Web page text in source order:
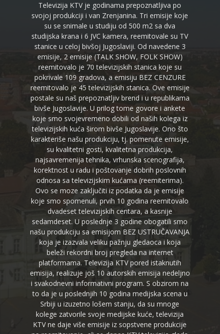
Televizija KTV je godinama prepoznatljiva po
svojoj produkciji i van Zrenjanina. Tri emisije koje
su se snimale u studiju od 500 m2 sa dva
studijska krana i 6 JVC kamera, reemitovale su TV
stanice u celoj bivšoj Jugoslaviji. Od navedene 3
emisije, 2 emisije (TALK SHOW, FOLK SHOW)
reemitovalo je 70 televizijskih stanica koje su
pokrivale 109 gradova, a emisiju BEZ CENZURE
reemitovalo je 45 televizijskih stanica. Ove emisije
postale su naš prepoznatljiv brend i u republikama
bivše Jugoslavije. U prilog tome govore i ankete
koje smo svojevremeno dobili od naših kolega iz
televizijskih kuća širom bivše Jugoslavije. Ono što
karakteriše našu produkciju, tj. pomenute emisije,
su kvalitetni gosti, kvalitetna produkcija,
najsavremenija tehnika, vrhunska scenografija,
korektnost u radu i poštovanje dobrih poslovnih
odnosa sa televizijskim kućama (reemiterima).
Ovo se moze zaključiti iz podatka da je emisije
koje smo spomenuli, prvih 10 godina reemitovalo
dvadeset televizijskih centara, a kasnije
sedamdeset. U poslednje 3 godine obogatili smo
našu produkciju sa emisijom BEZ USTRUČAVANJA
koja je izazvala veliku pažnju gledaoca i koja
beleži rekordni broj pregleda na internet
platformama. Televizija KTV pored istaknutih
emisija, realizuje još 10 autorskih emisija nedeljno
i svakodnevni informativni program. S obzirom na
to da je u poslednjih 10 godina medijska scena u
Srbiji u izuzetno lošem stanju, da su mnoge
kolege zatvorile svoje medijske kuće, televizija
KTV ne daje više emisije iz sopstvene produkcije